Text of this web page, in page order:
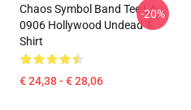
Chaos Symbol Band Tee LA
0906 Hollywood Undead T-
Shirt
€ 24,38 - € 28,06
-20%